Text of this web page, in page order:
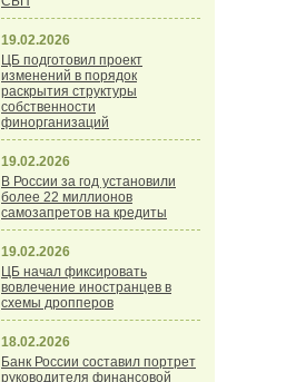
19.02.2026
ЦБ подготовил проект
изменений в порядок
раскрытия структуры
собственности
финорганизаций
19.02.2026
В России за год установили
более 22 миллионов
самозапретов на кредиты
19.02.2026
ЦБ начал фиксировать
вовлечение иностранцев в
схемы дропперов
18.02.2026
Банк России составил портрет
руководителя финансовой